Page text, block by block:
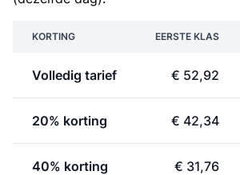
KORTING EERSTE KLAS
Volledig tarief € 52,92
20% korting € 42,34
40% korting € 31,76